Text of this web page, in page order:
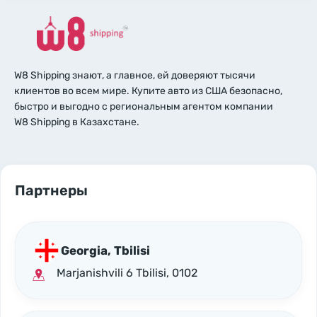
W8 Shipping знают, а главное, ей доверяют тысячи
клиентов во всем мире. Купите авто из США безопасно,
быстро и выгодно с региональным агентом компании
W8 Shipping в Казахстане.
Партнеры
Georgia, Tbilisi
Marjanishvili 6 Tbilisi, 0102